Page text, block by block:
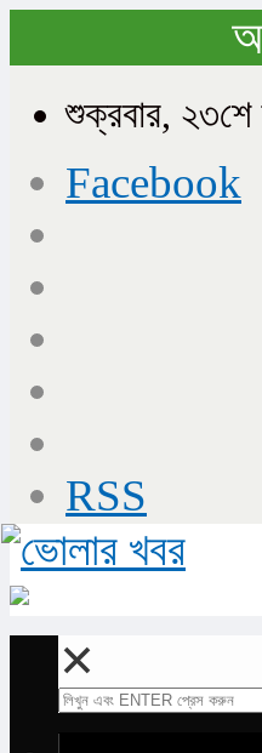
শুক্রবার,
Facebook
RSS
✕